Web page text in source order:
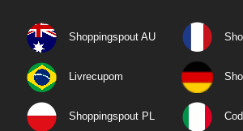
Shoppingspout AU
Livrecupom
Shoppingspout PL